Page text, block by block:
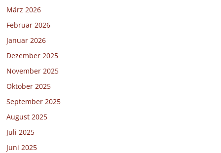
März 2026
Februar 2026
Januar 2026
Dezember 2025
November 2025
Oktober 2025
September 2025
August 2025
Juli 2025
Juni 2025